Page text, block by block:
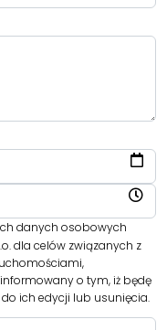
danych osobowych
dla celów związanych z
o tym, iż będę
ich edycji lub usunięcia.